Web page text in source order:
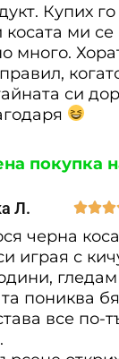
Купих
косата ми
много.
си
покупка
Л. 
черна
играя с
пониква
все по-